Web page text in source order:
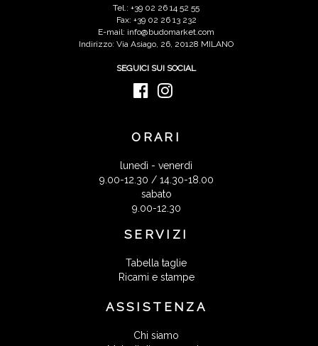
Tel.: +39 02 26 14 52 55
Fax: +39 02 26 13 232
E-mail: info@budomarket.com
Indirizzo: Via Asiago, 26, 20128 MILANO
SEGUICI SUI SOCIAL
ORARI
lunedì - venerdì
9.00-12.30 / 14.30-18.00
sabato
9.00-12.30
SERVIZI
Tabella taglie
Ricami e stampe
ASSISTENZA
Chi siamo